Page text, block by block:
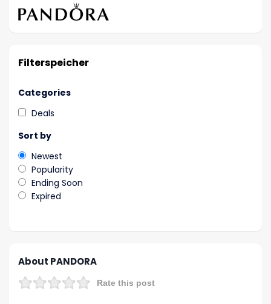
Filterspeicher
Categories
Deals
Sort by
Newest
Popularity
Ending Soon
Expired
About PANDORA
Rate this post